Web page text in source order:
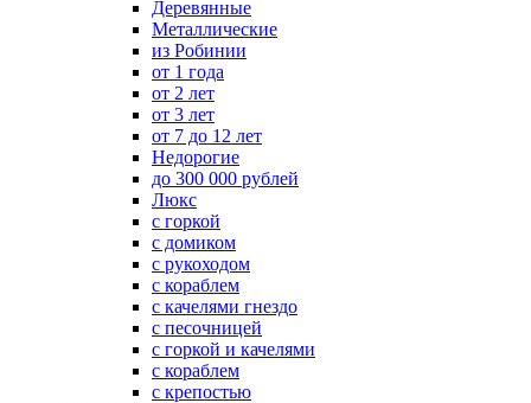
Деревянные
Металлические
из Робинии
от 1 года
от 2 лет
от 3 лет
от 7 до 12 лет
Недорогие
до 300 000 рублей
Люкс
с горкой
с домиком
с рукоходом
с кораблем
с качелями гнездо
с песочницей
с горкой и качелями
с кораблем
с крепостью